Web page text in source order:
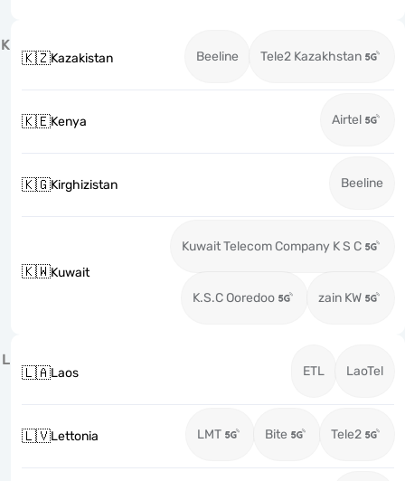
K
🇰🇿Kazakistan Beeline Tele2 Kazakhstan
🇰🇪Kenya Airtel
🇰🇬Kirghizistan Beeline
🇰🇼Kuwait
Kuwait Telecom Company K S C
K.S.C Ooredoo zain KW
L
🇱🇦Laos ETL LaoTel
🇱🇻Lettonia LMT Bite Tele2